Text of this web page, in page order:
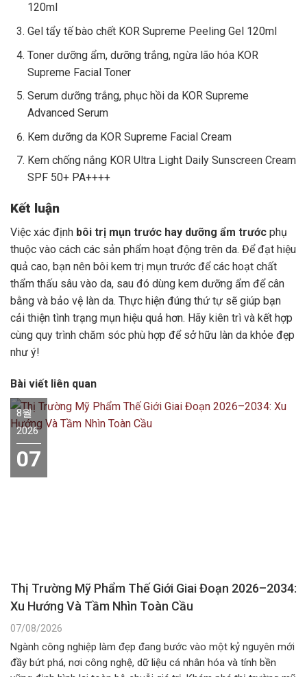
120ml
Gel tẩy tế bào chết KOR Supreme Peeling Gel 120ml
Toner dưỡng ẩm, dưỡng trắng, ngừa lão hóa KOR
Supreme Facial Toner
Serum dưỡng trắng, phục hồi da KOR Supreme
Advanced Serum
Kem dưỡng da KOR Supreme Facial Cream
Kem chống nắng KOR Ultra Light Daily Sunscreen Cream
SPF 50+ PA++++
Kết luận
Việc xác định bôi trị mụn trước hay dưỡng ẩm trước phụ
thuộc vào cách các sản phẩm hoạt động trên da. Để đạt hiệu
quả cao, bạn nên bôi kem trị mụn trước để các hoạt chất
thẩm thấu sâu vào da, sau đó dùng kem dưỡng ẩm để cân
bằng và bảo vệ làn da. Thực hiện đúng thứ tự sẽ giúp bạn
cải thiện tình trạng mụn hiệu quả hơn. Hãy kiên trì và kết hợp
cùng quy trình chăm sóc phù hợp để sở hữu làn da khỏe đẹp
như ý!
Bài viết liên quan
8월
2026
07
Thị Trường Mỹ Phẩm Thế Giới Giai Đoạn 2026–2034:
Xu Hướng Và Tầm Nhìn Toàn Cầu
07/08/2026
Ngành công nghiệp làm đẹp đang bước vào một kỷ nguyên mới
đầy bứt phá, nơi công nghệ, dữ liệu cá nhân hóa và tính bền